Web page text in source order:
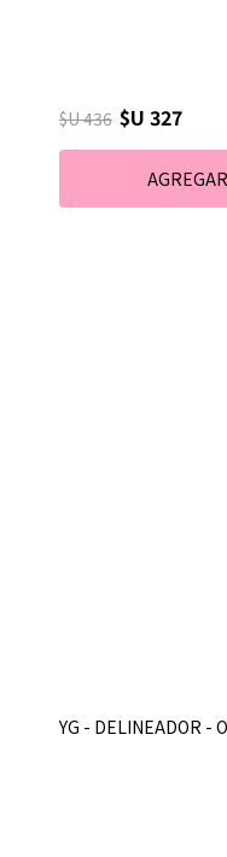
$U 436 $U 327
YG - DELINEADOR -